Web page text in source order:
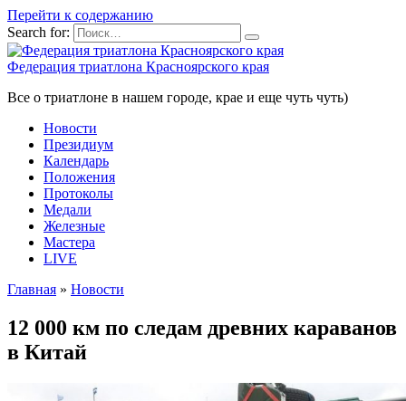
Перейти к содержанию
Search for:
Федерация триатлона Красноярского края
Все о триатлоне в нашем городе, крае и еще чуть чуть)
Новости
Президиум
Календарь
Положения
Протоколы
Медали
Железные
Мастера
LIVE
Главная » Новости
12 000 км по следам древних караванов
в Китай